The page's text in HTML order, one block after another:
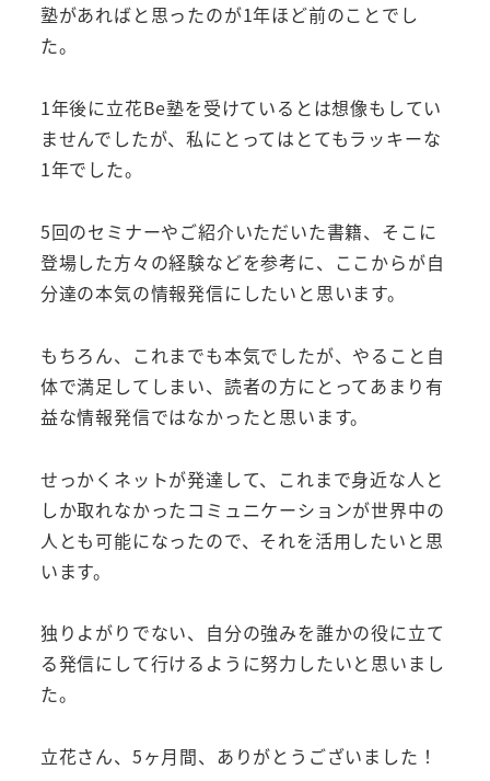
塾があればと思ったのが1年ほど前のことでし
た。
1年後に立花Be塾を受けているとは想像もしてい
ませんでしたが、私にとってはとてもラッキーな
1年でした。
5回のセミナーやご紹介いただいた書籍、そこに
登場した方々の経験などを参考に、ここからが自
分達の本気の情報発信にしたいと思います。
もちろん、これまでも本気でしたが、やること自
体で満足してしまい、読者の方にとってあまり有
益な情報発信ではなかったと思います。
せっかくネットが発達して、これまで身近な人と
しか取れなかったコミュニケーションが世界中の
人とも可能になったので、それを活用したいと思
います。
独りよがりでない、自分の強みを誰かの役に立て
る発信にして行けるように努力したいと思いまし
た。
立花さん、5ヶ月間、ありがとうございました！